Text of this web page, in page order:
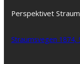
Perspektivet
Straumsvegen 1874,